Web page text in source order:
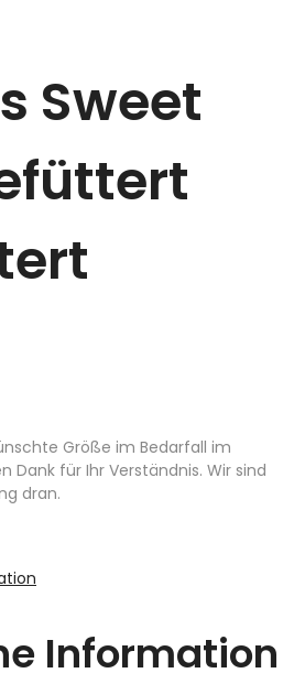
Sweet
Größe im Bedarfall im
Dank für Ihr Verständnis. Wir sind
dran.
Information